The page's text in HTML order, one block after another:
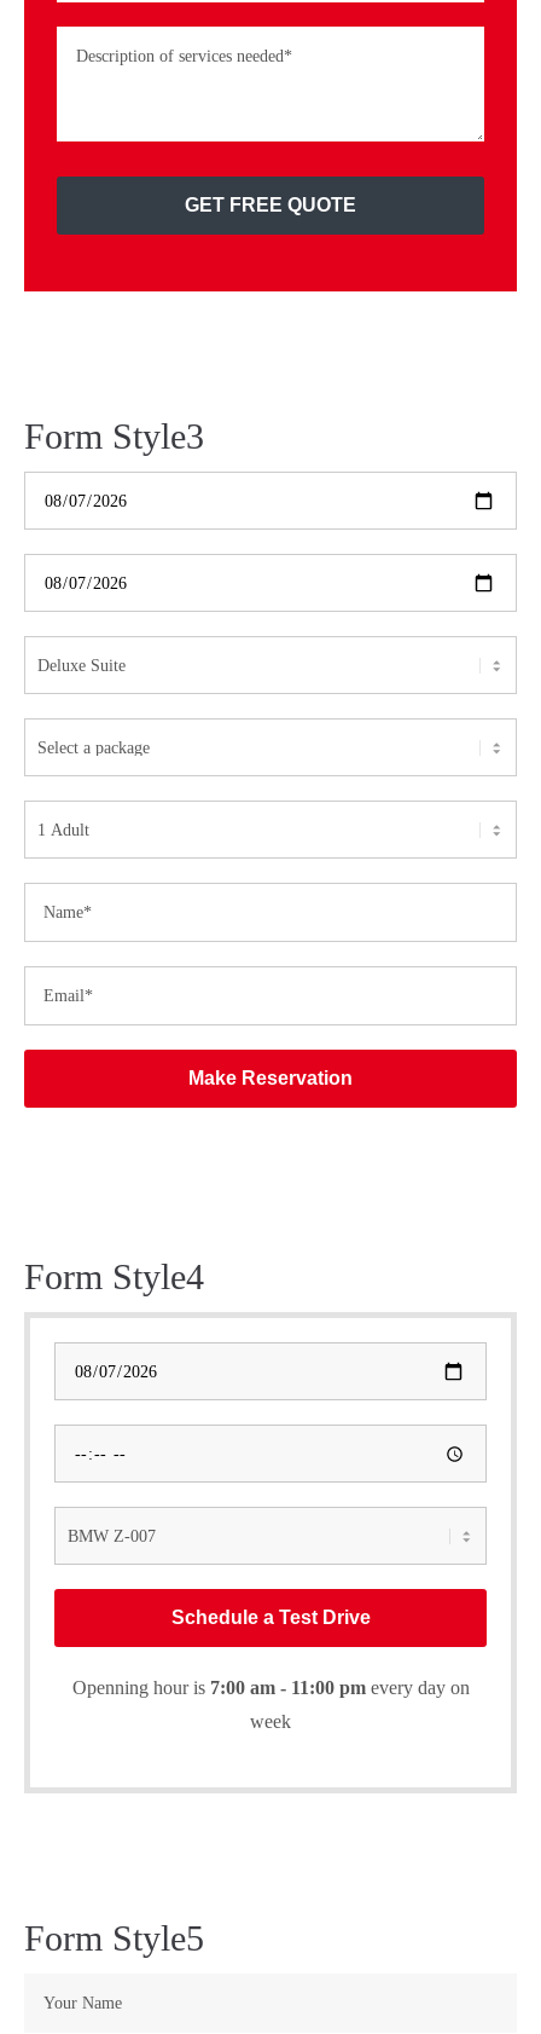
GET FREE QUOTE
Form Style3
Make Reservation
Form Style4
Schedule a Test Drive
Openning hour is 7:00 am - 11:00 pmevery day on
week
Form Style5